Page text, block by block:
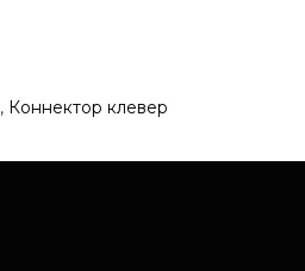
, Коннектор клевер